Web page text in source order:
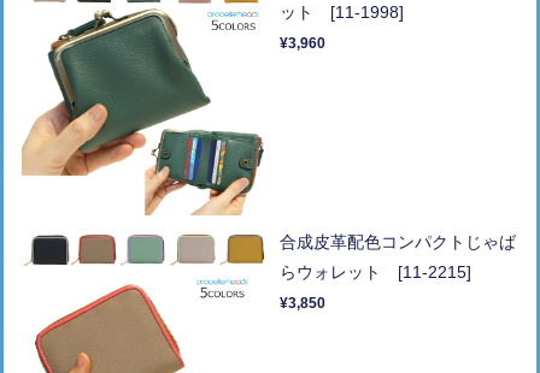
ット [11-1998]
¥3,960
合成皮革配色コンパクトじゃば
らウォレット [11-2215]
¥3,850